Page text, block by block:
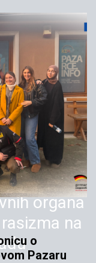
organa
na
o
Pazaru